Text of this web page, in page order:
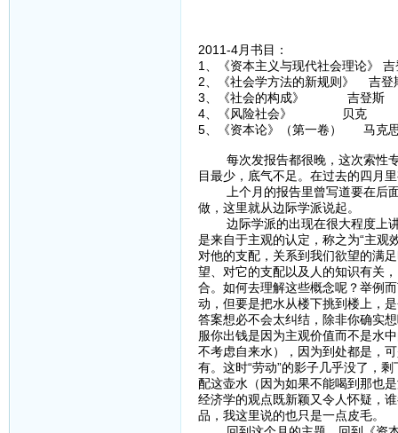
2011-4月书目：
1、《资本主义与现代社会理论》 吉
2、《社会学方法的新规则》 吉登
3、《社会的构成》 吉登斯
4、《风险社会》 贝克
5、《资本论》（第一卷） 马克
每次发报告都很晚，这次索性专
目最少，底气不足。在过去的四月
上个月的报告里曾写道要在后面
做，这里就从边际学派说起。
边际学派的出现在很大程度上讲
是来自于主观的认定，称之为“主观
对他的支配，关系到我们欲望的满
望、对它的支配以及人的知识有关
合。如何去理解这些概念呢？举例
动，但要是把水从楼下挑到楼上，
答案想必不会太纠结，除非你确实
服你出钱是因为主观价值而不是水
不考虑自来水），因为到处都是，
有。这时“劳动”的影子几乎没了，
配这壶水（因为如果不能喝到那也
经济学的观点既新颖又令人怀疑，
品，我这里说的也只是一点皮毛。